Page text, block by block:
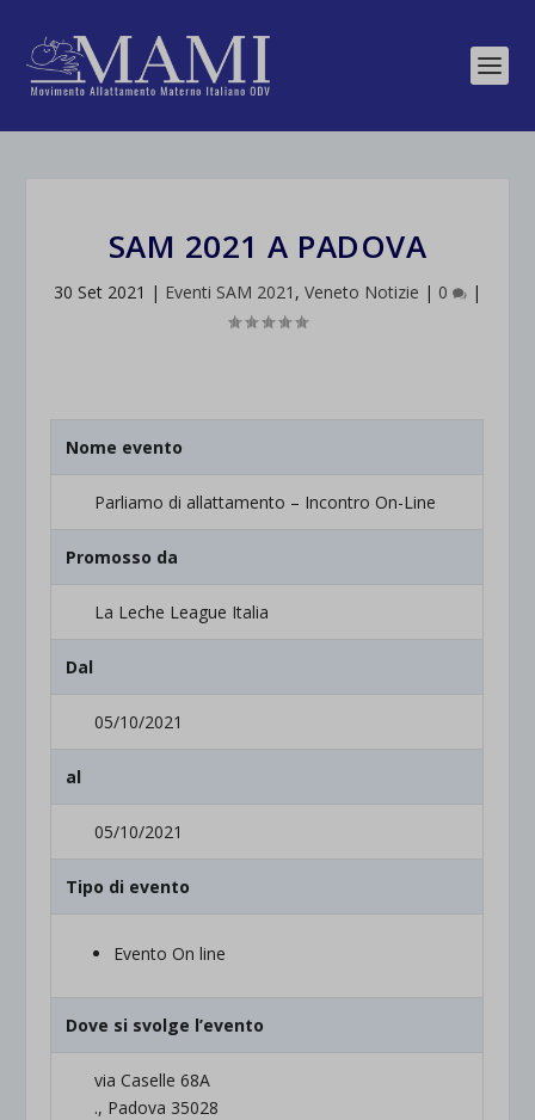
SAM 2021 A PADOVA
30 Set 2021 | Eventi SAM 2021 , Veneto Notizie | 0 |
Nome evento
Parliamo di allattamento – Incontro On-Line
Promosso da
La Leche League Italia
Dal
05/10/2021
al
05/10/2021
Tipo di evento
Evento On line
Dove si svolge l’evento
via Caselle 68A
., Padova 35028